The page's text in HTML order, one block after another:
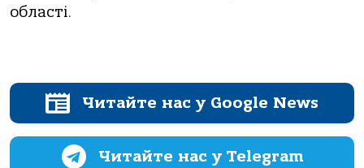
oблaсті.
Читайте нас у Google News
Читайте нас у Telegram